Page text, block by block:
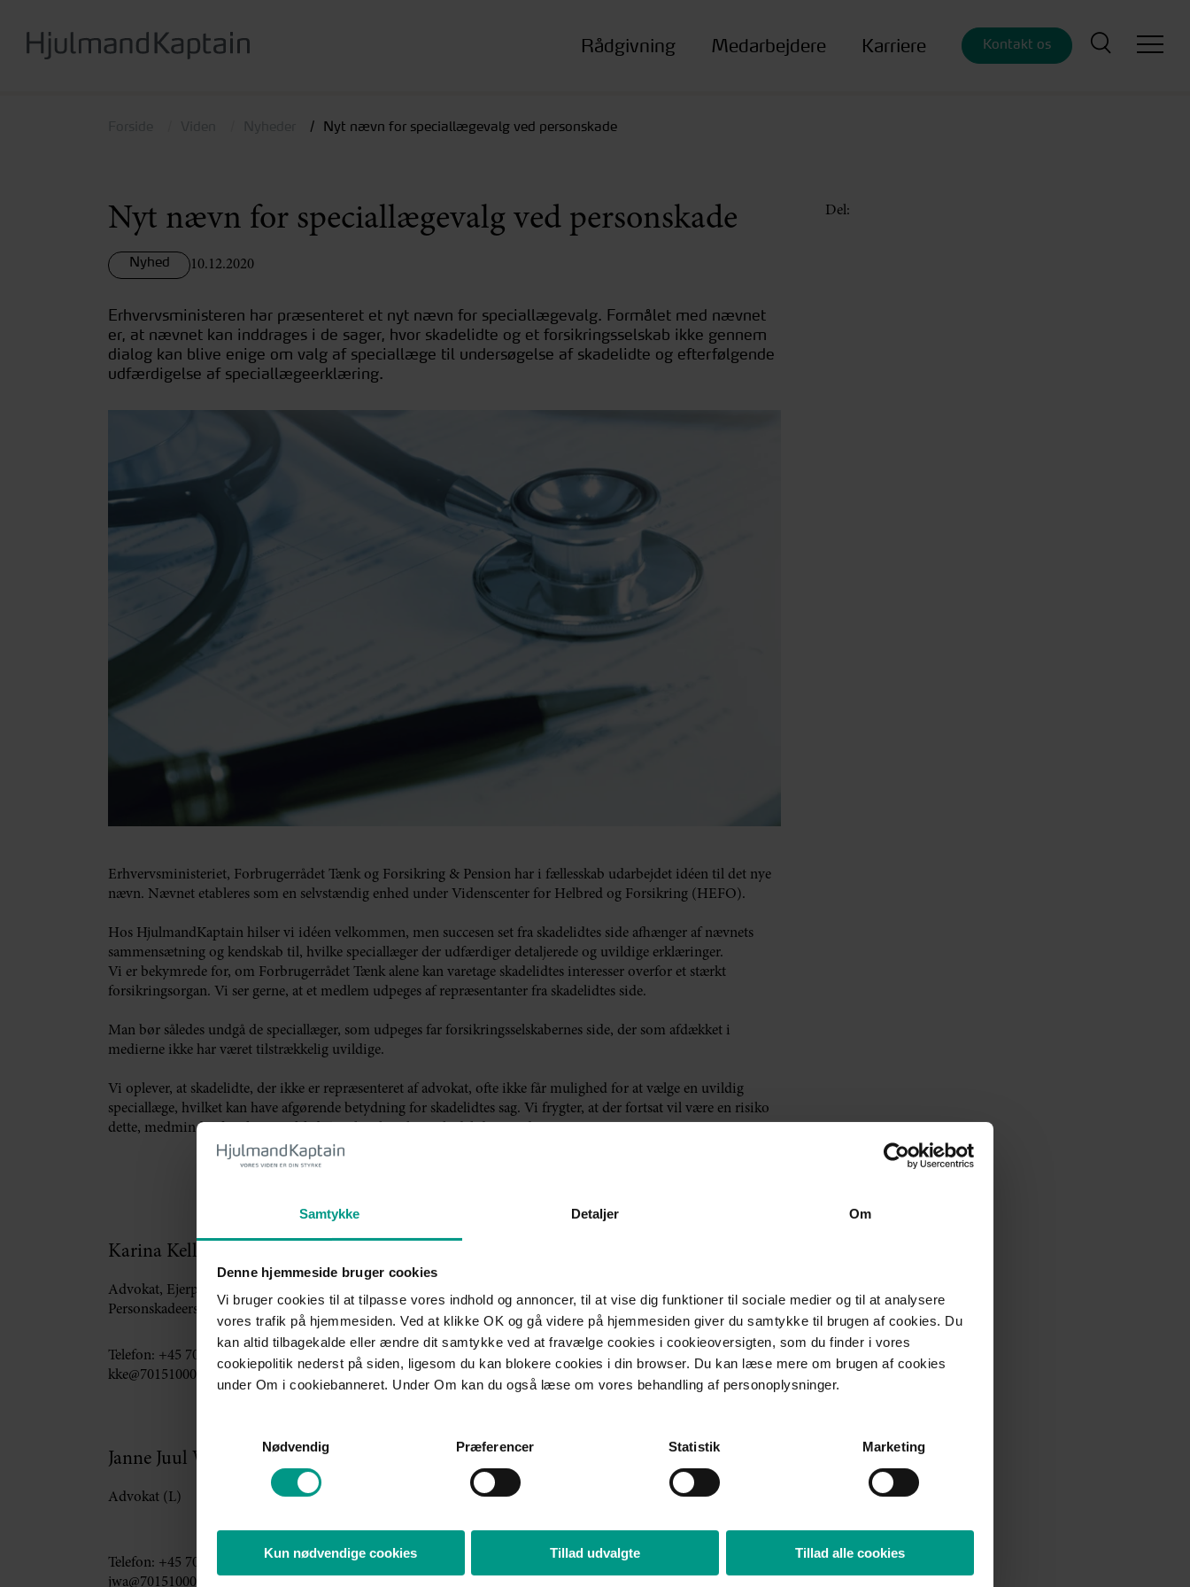
Samtykke Detaljer Om
Denne hjemmeside bruger cookies
Vi bruger cookies til at tilpasse vores indhold og annoncer, til at vise dig funktioner til sociale medier og til at analysere
vores trafik på hjemmesiden. Ved at klikke OK og gå videre på hjemmesiden giver du samtykke til brugen af cookies. Du
kan altid tilbagekalde eller ændre dit samtykke ved at fravælge cookies i cookieoversigten, som du finder i vores
cookiepolitik nederst på siden, ligesom du kan blokere cookies i din browser. Du kan læse mere om brugen af cookies
under Om i cookiebanneret. Under Om kan du også læse om vores behandling af personoplysninger.
Nødvendig
Præferencer Statistik Marketing
Kun nødvendige cookies Tillad udvalgte Tillad alle cookies
hovedindhold
Rådgivning Medarbejdere Karriere Kontakt os
Nyt nævn for speciallægevalg ved personskade
Nyt nævn for speciallægevalg ved personskade
Nyhed 10.12.2020
Erhvervsministeren har præsenteret et nyt nævn for speciallægevalg. Formålet med nævnet
er, at nævnet kan inddrages i de sager, hvor skadelidte og et forsikringsselskab ikke gennem
dialog kan blive enige om valg af speciallæge til undersøgelse af skadelidte og efterfølgende
udfærdigelse af speciallægeerklæring.
Erhvervsministeriet, Forbrugerrådet Tænk og Forsikring & Pension har i fællesskab udarbejdet idéen til det nye
nævn. Nævnet etableres som en selvstændig enhed under Videnscenter for Helbred og Forsikring (HEFO).
Hos HjulmandKaptain hilser vi idéen velkommen, men succesen set fra skadelidtes side afhænger af nævnets
sammensætning og kendskab til, hvilke speciallæger der udfærdiger detaljerede og uvildige erklæringer.
Vi er bekymrede for, om Forbrugerrådet Tænk alene kan varetage skadelidtes interesser overfor et stærkt
forsikringsorgan. Vi ser gerne, at et medlem udpeges af repræsentanter fra skadelidtes side.
Man bør således undgå de speciallæger, som udpeges far forsikringsselskabernes side, der som afdækket i
medierne ikke har været tilstrækkelig uvildige.
Vi oplever, at skadelidte, der ikke er repræsenteret af advokat, ofte ikke får mulighed for at vælge en uvildig
speciallæge, hvilket kan have afgørende betydning for skadelidtes sag. Vi frygter, at der fortsat vil være en risiko
dette, medmindre forsikringsselskaberne loyalt oplyser skadelidte om det nye nævn.
Del:
Karina Kellmer
Advokat, Ejerpartner, Fagchef
Personskadeerstatning
Telefon: +45 7015 1000
kke@70151000.dk
Telefon:
+45 7015 1000
jbt@70151000.dk
+45 7015 1000
mfr@70151000.dk
Janne Juul Wandahl
Advokat (L)
Telefon: +45 7015 1000
jwa@70151000.dk
Advokat (H)